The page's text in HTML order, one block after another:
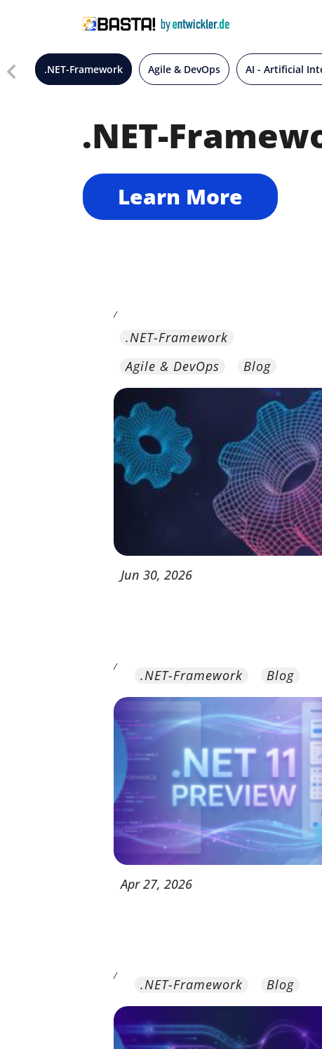
.NET-Framework Agile & DevOps AI - Artificial
.NET-
Learn More
/
.NET-Framework
Agile & DevOps
Blog
Jun 30, 2026
/
.NET-Framework Blog
Apr27, 2026
/
.NET-Framework Blog